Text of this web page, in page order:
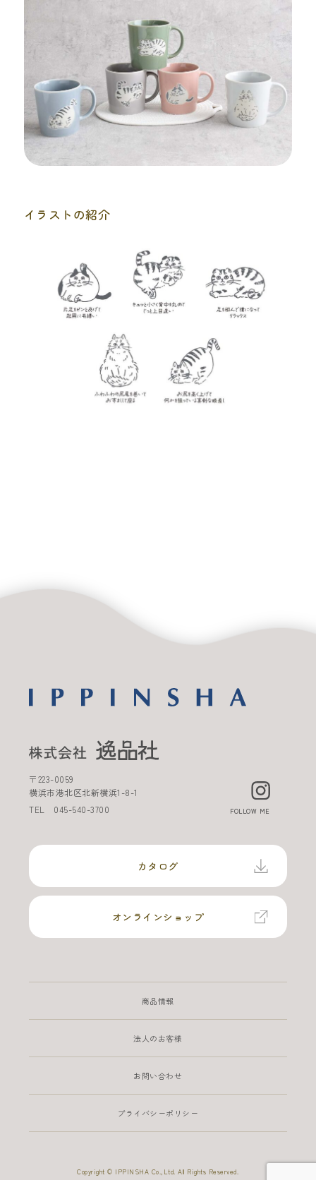
イラストの紹介
〒223-0059
横浜市港北区北新横浜1-8-1
TEL 045-540-3700 FOLLOW ME
商品情報
法人のお客様
お問い合わせ
プライバシーポリシー
オンラインショップ
カタログ
Copyright © IPPINSHA Co.,Ltd. All Rights Reserved.